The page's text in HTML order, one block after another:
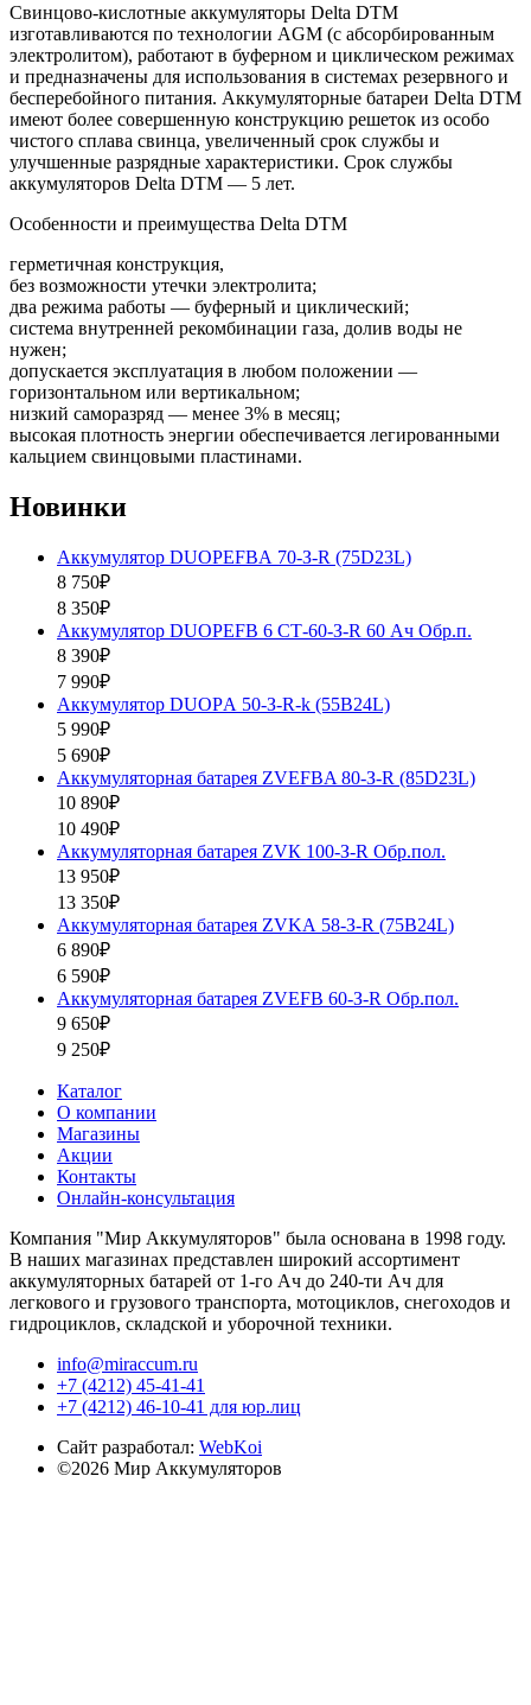
Свинцово-кислотные аккумуляторы Delta DTM
изготавливаются по технологии AGM (с абсорбированным
электролитом), работают в буферном и циклическом режимах
и предназначены для использования в системах резервного и
бесперебойного питания. Аккумуляторные батареи Delta DTM
имеют более совершенную конструкцию решеток из особо
чистого сплава свинца, увеличенный срок службы и
улучшенные разрядные характеристики. Срок службы
аккумуляторов Delta DTM — 5 лет.
Особенности и преимущества Delta DTM
герметичная конструкция,
без возможности утечки электролита;
два режима работы — буферный и циклический;
система внутренней рекомбинации газа, долив воды не
нужен;
допускается эксплуатация в любом положении —
горизонтальном или вертикальном;
низкий саморазряд — менее 3% в месяц;
высокая плотность энергии обеспечивается легированными
кальцием свинцовыми пластинами.
Новинки
Аккумулятор DUOPEFBА 70-З-R (75D23L)
8 750₽
8 350₽
Аккумулятор DUOPEFB 6 СТ-60-З-R 60 Ач Обр.п.
8 390₽
7 990₽
Аккумулятор DUOPА 50-З-R-k (55B24L)
5 990₽
5 690₽
Аккумуляторная батарея ZVEFBA 80-З-R (85D23L)
10 890₽
10 490₽
Аккумуляторная батарея ZVК 100-З-R Обр.пол.
13 950₽
13 350₽
Аккумуляторная батарея ZVKА 58-З-R (75B24L)
6 890₽
6 590₽
Аккумуляторная батарея ZVEFB 60-З-R Обр.пол.
9 650₽
9 250₽
Каталог
О компании
Магазины
Акции
Контакты
Онлайн-консультация
Компания "Мир Аккумуляторов" была основана в 1998 году.
В наших магазинах представлен широкий ассортимент
аккумуляторных батарей от 1-го Ач до 240-ти Ач для
легкового и грузового транспорта, мотоциклов, снегоходов и
гидроциклов, складской и уборочной техники.
info@miraccum.ru
+7 (4212) 45-41-41
+7 (4212) 46-10-41 для юр.лиц
Сайт разработал: WebKoi
©2026 Мир Аккумуляторов